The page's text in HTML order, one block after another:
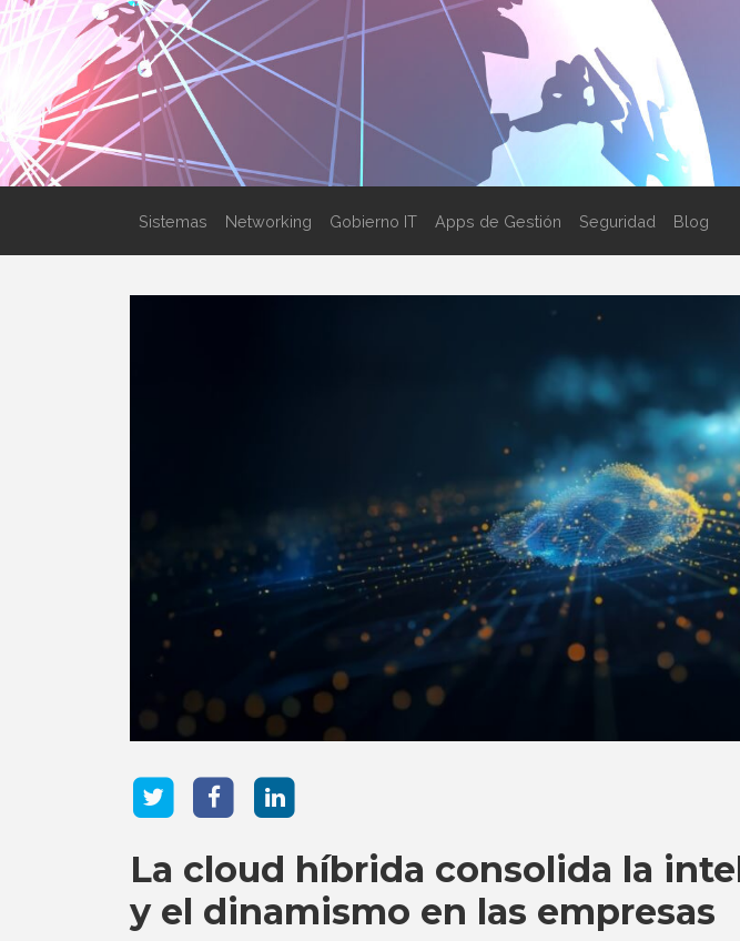
Sistemas Networking Gobierno IT Apps de Gestión Seguridad Blog
La cloud híbrida consolida la
y el dinamismo en las empresas